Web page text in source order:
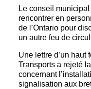
Le conseil
rencontrer en
de l’Ontario pour
un autre feu de
Une lettre d’un haut
Transports a rejeté
concernant
signalisation aux